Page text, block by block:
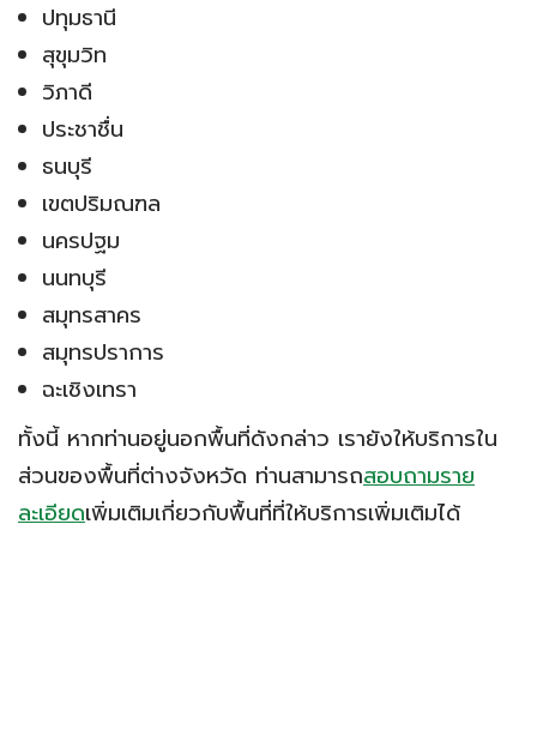
ปทุมธานี
สุขุมวิท
วิภาดี
ประชาชื่น
ธนบุรี
เขตปริมณฑล
นครปฐม
นนทบุรี
สมุทรสาคร
สมุทรปราการ
ฉะเชิงเทรา
ทั้งนี้ หากท่านอยู่นอกพื้นที่ดังกล่าว เรายังให้บริการใน
ส่วนของพื้นที่ต่างจังหวัด ท่านสามารถสอบถามราย
ละเอียดเพิ่มเติมเกี่ยวกับพื้นที่ที่ให้บริการเพิ่มเติมได้